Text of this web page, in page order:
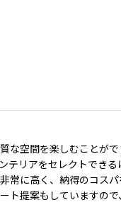
空間を楽しむことがで
リアをセレクトできる
に高く、納得のコスパ
提案もしていますので